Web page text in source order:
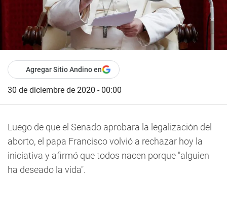
Agregar Sitio Andino en
30 de diciembre de 2020 - 00:00
Luego de que el Senado aprobara la legalización del
aborto, el papa Francisco volvió a rechazar hoy la
iniciativa y afirmó que todos nacen porque "alguien
ha deseado la vida".